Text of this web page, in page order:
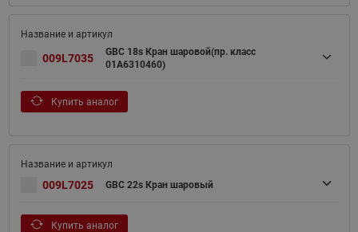
009L7035
GBC 18s Кран шаровой(пр. класс
01A6310460)
Купить аналог
009L7025 GBC 22s Кран шаровый
Купить аналог